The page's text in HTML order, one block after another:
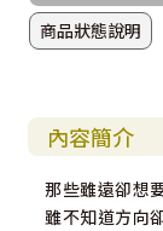
商品狀態說明
內容簡介
那些雖遠卻想
雖不知道方向